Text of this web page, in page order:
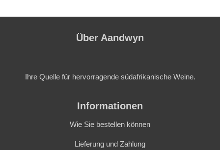
Über Aandwyn
Ihre Quelle für hervorragende südafrikanische Weine.
Informationen
Wie Sie bestellen können
Lieferung und Zahlung